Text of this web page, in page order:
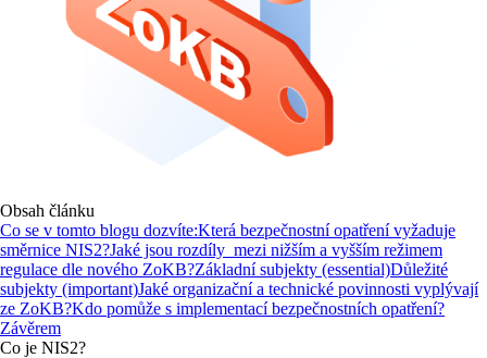
Obsah článku
Co se v tomto blogu dozvíte:Která bezpečnostní opatření vyžaduje
směrnice NIS2?Jaké jsou rozdíly mezi nižším a vyšším režimem
regulace dle nového ZoKB?Základní subjekty (essential)Důležité
subjekty (important)Jaké organizační a technické povinnosti vyplývají
ze ZoKB?Kdo pomůže s implementací bezpečnostních opatření?
Závěrem
Co je NIS2?